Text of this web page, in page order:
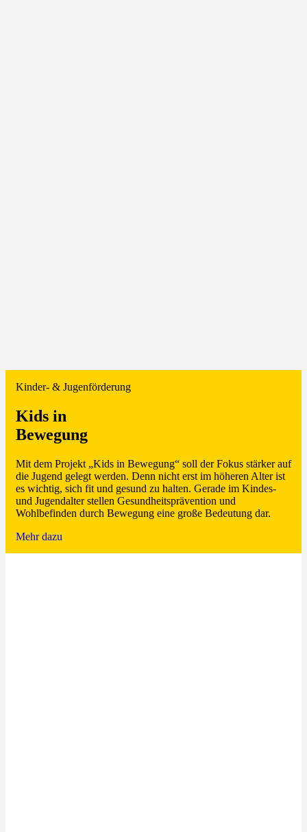
Kinder- & Jugenförderung
Kids in
Bewegung
Mit dem Projekt „Kids in Bewegung“ soll der Fokus stärker auf
die Jugend gelegt werden. Denn nicht erst im höheren Alter ist
es wichtig, sich fit und gesund zu halten. Gerade im Kindes-
und Jugendalter stellen Gesundheitsprävention und
Wohlbefinden durch Bewegung eine große Bedeutung dar.
Mehr dazu